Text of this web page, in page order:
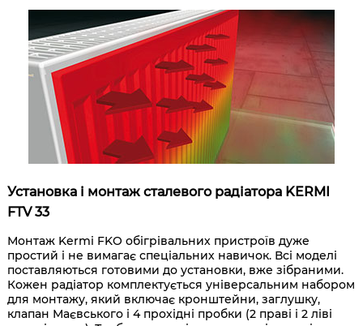
Установка і монтаж сталевого радіатора KERMI
FTV 33
Монтаж Kermi FKO обігрівальних пристроїв дуже
простий і не вимагає спеціальних навичок. Всі моделі
поставляються готовими до установки, вже зібраними.
Кожен радіатор комплектується універсальним набором
для монтажу, який включає кронштейни, заглушку,
клапан Маєвського і 4 прохідні пробки (2 праві і 2 ліві